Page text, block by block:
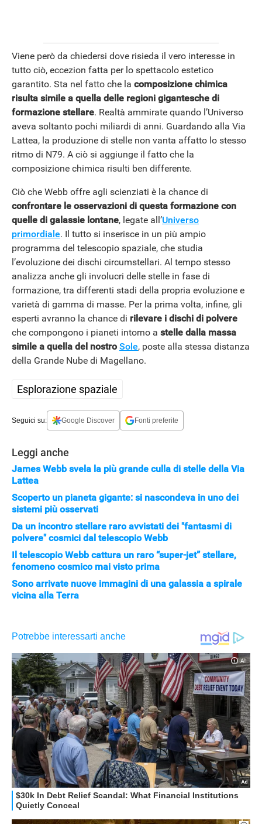
APPLE
Viene però da chiedersi dove risieda il vero interesse in
tutto ciò, eccezion fatta per lo spettacolo estetico
garantito. Sta nel fatto che la composizione chimica
risulta simile a quella delle regioni gigantesche di
formazione stellare. Realtà ammirate quando l’Universo
aveva soltanto pochi miliardi di anni. Guardando alla Via
Lattea, la produzione di stelle non vanta affatto lo stesso
ritmo di N79. A ciò si aggiunge il fatto che la
composizione chimica risulti ben differente.
Ciò che Webb offre agli scienziati è la chance di
confrontare le osservazioni di questa formazione con
quelle di galassie lontane, legate all’Universo
primordiale. Il tutto si inserisce in un più ampio
programma del telescopio spaziale, che studia
l’evoluzione dei dischi circumstellari. Al tempo stesso
analizza anche gli involucri delle stelle in fase di
formazione, tra differenti stadi della propria evoluzione e
varietà di gamma di masse. Per la prima volta, infine, gli
esperti avranno la chance di rilevare i dischi di polvere
che compongono i pianeti intorno a stelle dalla massa
simile a quella del nostroSole, poste alla stessa distanza
della Grande Nube di Magellano.
Esplorazione spaziale
Seguici su: Google Discover Fonti preferite
Leggi anche
James Webb svela la più grande culla di stelle della Via
Lattea
Scoperto un pianeta gigante: si nascondeva in uno dei
sistemi più osservati
Da un incontro stellare raro avvistati dei "fantasmi di
polvere" cosmici dal telescopio Webb
Il telescopio Webb cattura un raro “super-jet” stellare,
fenomeno cosmico mai visto prima
Sono arrivate nuove immagini di una galassia a spirale
vicina alla Terra